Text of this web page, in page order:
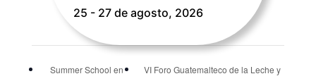
25 - 27 de agosto, 2026
Summer School en
VI Foro Guatemalteco de la Leche y